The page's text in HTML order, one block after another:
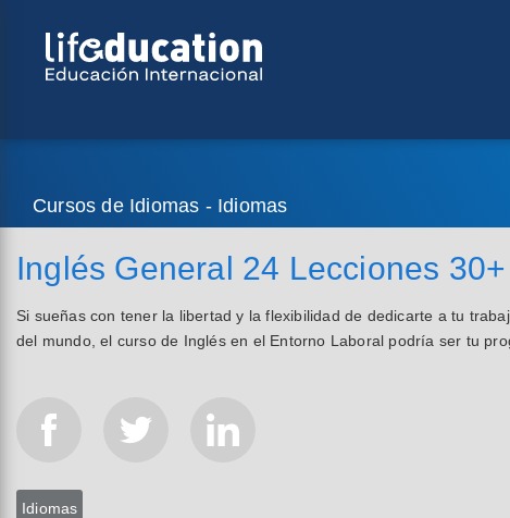
Cursos de Idiomas - Idiomas
Inglés General 24 Lecciones 30+
Si sueñas con tener la libertad y la flexibilidad de dedicarte a tu
del mundo, el curso de Inglés en el Entorno Laboral podría ser tu
Idiomas